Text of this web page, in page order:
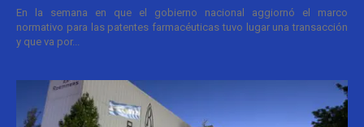
En la semana en que el gobierno nacional aggiornó el marco
normativo para las patentes farmacéuticas tuvo lugar una transacción
y que va por...